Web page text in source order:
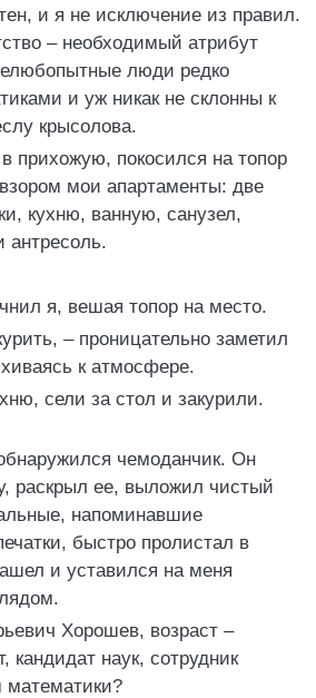
и я не исключение из правил.
– необходимый атрибут
люди редко
и уж никак не склонны к
крысолова.
прихожую, покосился на топор
мои апартаменты: две
кухню, ванную, санузел,
антресоль.
я, вешая топор на место.
– проницательно заметил
к атмосфере.
сели за стол и закурили.
чемоданчик. Он
раскрыл ее, выложил чистый
напоминавшие
быстро пролистал в
и уставился на меня
Хорошев, возраст –
кандидат наук, сотрудник
математики?